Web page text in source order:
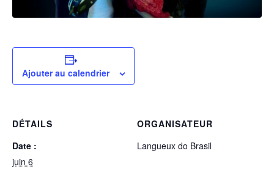
Ajouter au calendrier
DÉTAILS
Date :
juin 6
ORGANISATEUR
Langueux do Brasil